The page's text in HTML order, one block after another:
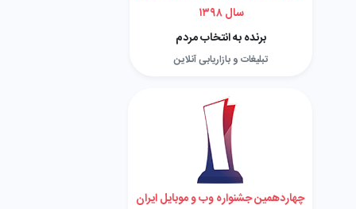
سال ۱۳۹۸
برنده به انتخاب مردم
تبلیغات و بازاریابی آنلاین
چهاردهمین جشنواره وب و موبایل ایران